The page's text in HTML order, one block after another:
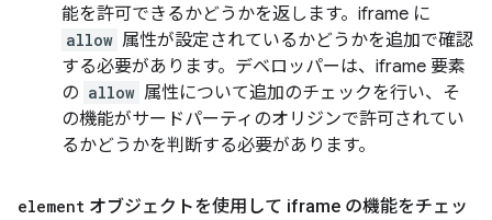
能を許可できるかどうかを返します。iframe に
allow 属性が設定されているかどうかを追加で確認
する必要があります。デベロッパーは、iframe 要素
の allow 属性について追加のチェックを行い、そ
の機能がサードパーティのオリジンで許可されてい
るかどうかを判断する必要があります。
element オブジェクトを使用して iframe の機能をチェッ